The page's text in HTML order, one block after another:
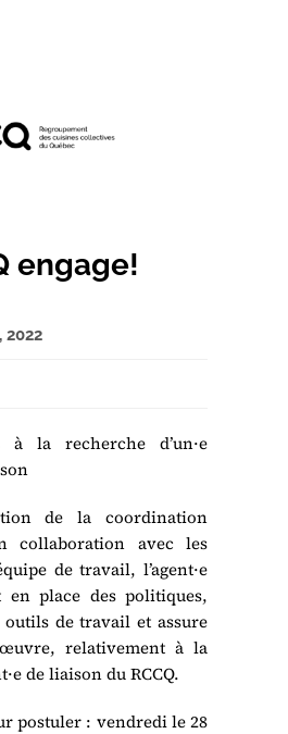
engage!
2022
à la recherche d’un·e
de la coordination
collaboration avec les
de travail, l’agent·e
place des politiques,
outils de travail et assure
relativement à la
de liaison du RCCQ.
postuler : vendredi le 28